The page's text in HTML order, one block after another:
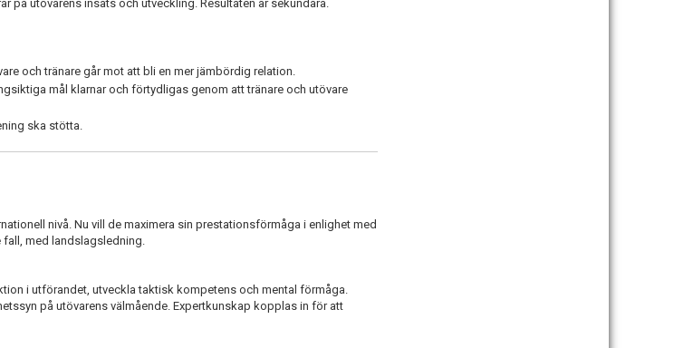
på utövarens insats och utveckling. Resultaten är sekundära.
och tränare går mot att bli en mer jämbördig relation.
mål klarnar och förtydligas genom att tränare och utövare
ska stötta.
nivå. Nu vill de maximera sin prestationsförmåga i enlighet med
med landslagsledning.
i utförandet, utveckla taktisk kompetens och mental förmåga.
på utövarens välmående. Expertkunskap kopplas in för att